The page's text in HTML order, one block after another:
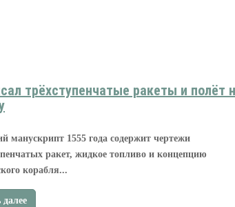
трёхступенчатые ракеты и полёт
манускрипт 1555 года содержит чертежи
ракет, жидкое топливо и концепцию
корабля...